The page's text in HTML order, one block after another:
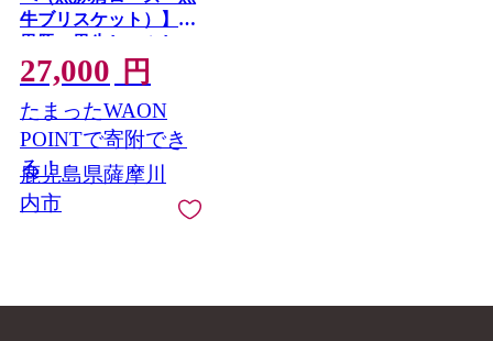
牛ブリスケット）】
黒豚・黒牛しゃぶしゃ
ぶ専門店SATSUMAの
黒豚・黒牛しゃぶしゃ
ぶセット （4～6人
前） 黒豚 黒牛 肩ロー
ス ブリスケット 牛肉
BS-725-2
27,000 円
たまったWAON
POINTで寄附でき
る！
鹿児島県薩摩川
内市